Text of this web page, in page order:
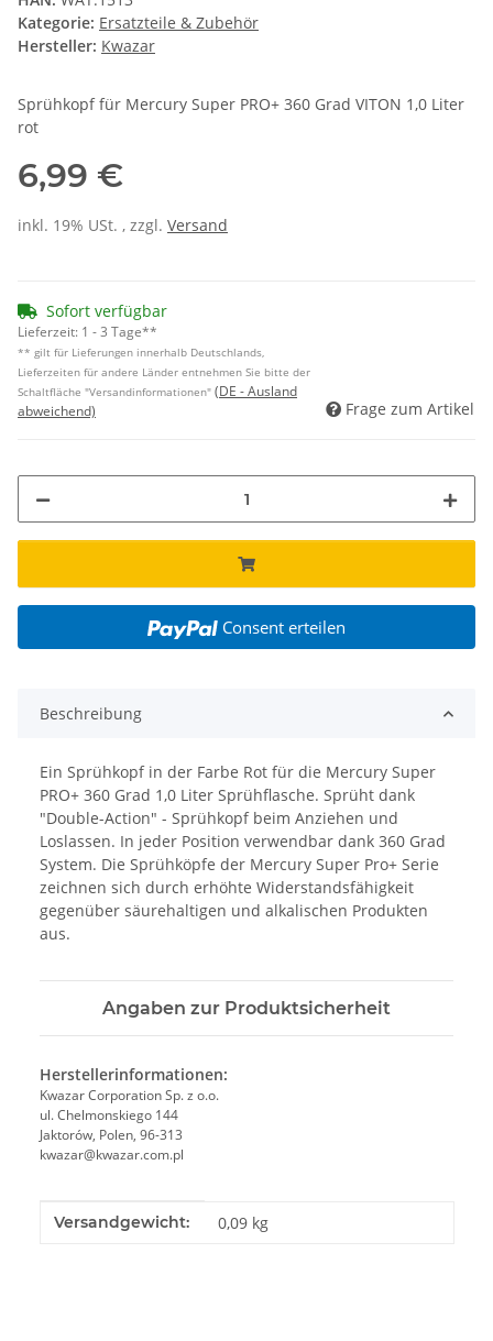
Kategorie: Ersatzteile & Zubehör
Hersteller: Kwazar
Sprühkopf für Mercury Super PRO+ 360 Grad VITON 1,0 Liter
rot
6,99 €
inkl. 19% USt. , zzgl. Versand
Sofort verfügbar
Lieferzeit: 1 - 3 Tage**
** gilt für Lieferungen innerhalb Deutschlands,
Lieferzeiten für andere Länder entnehmen Sie bitte der
Schaltfläche "Versandinformationen" (DE - Ausland
abweichend)
Frage zum Artikel
Consent erteilen
Beschreibung
Ein Sprühkopf in der Farbe Rot für die Mercury Super
PRO+ 360 Grad 1,0 Liter Sprühflasche. Sprüht dank
"Double-Action" - Sprühkopf beim Anziehen und
Loslassen. In jeder Position verwendbar dank 360 Grad
System. Die Sprühköpfe der Mercury Super Pro+ Serie
zeichnen sich durch erhöhte Widerstandsfähigkeit
gegenüber säurehaltigen und alkalischen Produkten
aus.
Angaben zur Produktsicherheit
Herstellerinformationen:
Kwazar Corporation Sp. z o.o.
ul. Chelmonskiego 144
Jaktorów, Polen, 96-313
kwazar@kwazar.com.pl
Produkteigenschaft
Wert
Versandgewicht: 0,09 kg